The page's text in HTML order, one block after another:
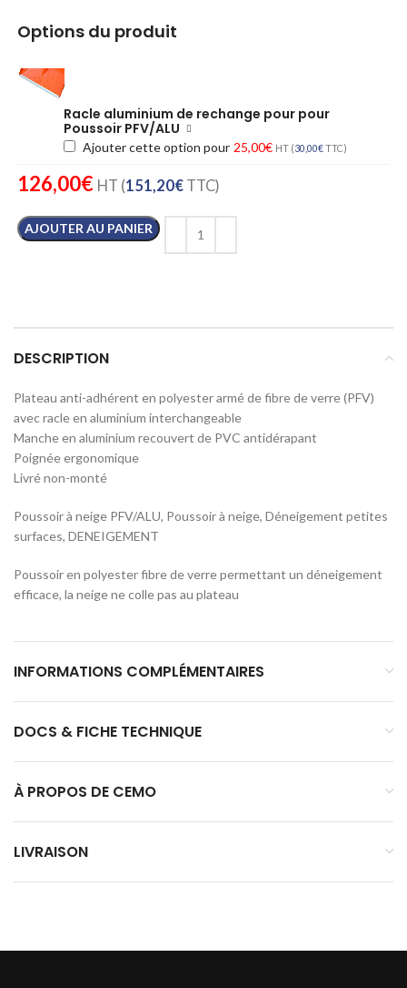
Options du produit
Racle aluminium de rechange pour pour
Poussoir PFV/ALU
Ajouter cette option pour 25,00€ HT (30,00€TTC)
126,00€ HT (151,20€ TTC)
AJOUTER AU PANIER
DESCRIPTION
Plateau anti-adhérent en polyester armé de fibre de verre (PFV)
avec racle en aluminium interchangeable
Manche en aluminium recouvert de PVC antidérapant
Poignée ergonomique
Livré non-monté
Poussoir à neige PFV/ALU, Poussoir à neige, Déneigement petites
surfaces, DENEIGEMENT
Poussoir en polyester fibre de verre permettant un déneigement
efficace, la neige ne colle pas au plateau
INFORMATIONS COMPLÉMENTAIRES
DOCS & FICHE TECHNIQUE
À PROPOS DE CEMO
LIVRAISON